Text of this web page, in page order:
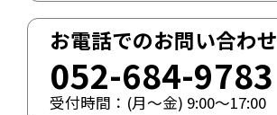
お電話でのお問い合わせ
052-684-9783
受付時間：(月〜金) 9:00〜17:00